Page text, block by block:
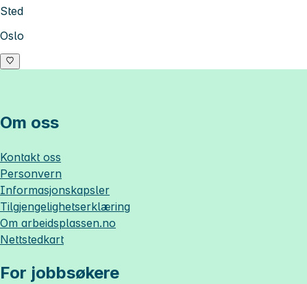
Sted
Oslo
Om oss
Kontakt oss
Personvern
Informasjonskapsler
Tilgjengelighetserklæring
Om arbeidsplassen.no
Nettstedkart
For jobbsøkere